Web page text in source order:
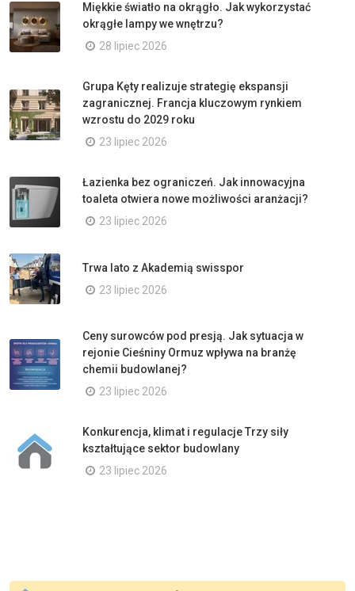
Miękkie światło na okrągło. Jak wykorzystać
okrągłe lampy we wnętrzu?
28 lipiec 2026
Grupa Kęty realizuje strategię ekspansji
zagranicznej. Francja kluczowym rynkiem
wzrostu do 2029 roku
23 lipiec 2026
Łazienka bez ograniczeń. Jak innowacyjna
toaleta otwiera nowe możliwości aranżacji?
23 lipiec 2026
Trwa lato z Akademią swisspor
23 lipiec 2026
Ceny surowców pod presją. Jak sytuacja w
rejonie Cieśniny Ormuz wpływa na branżę
chemii budowlanej?
23 lipiec 2026
Konkurencja, klimat i regulacje Trzy siły
kształtujące sektor budowlany
23 lipiec 2026